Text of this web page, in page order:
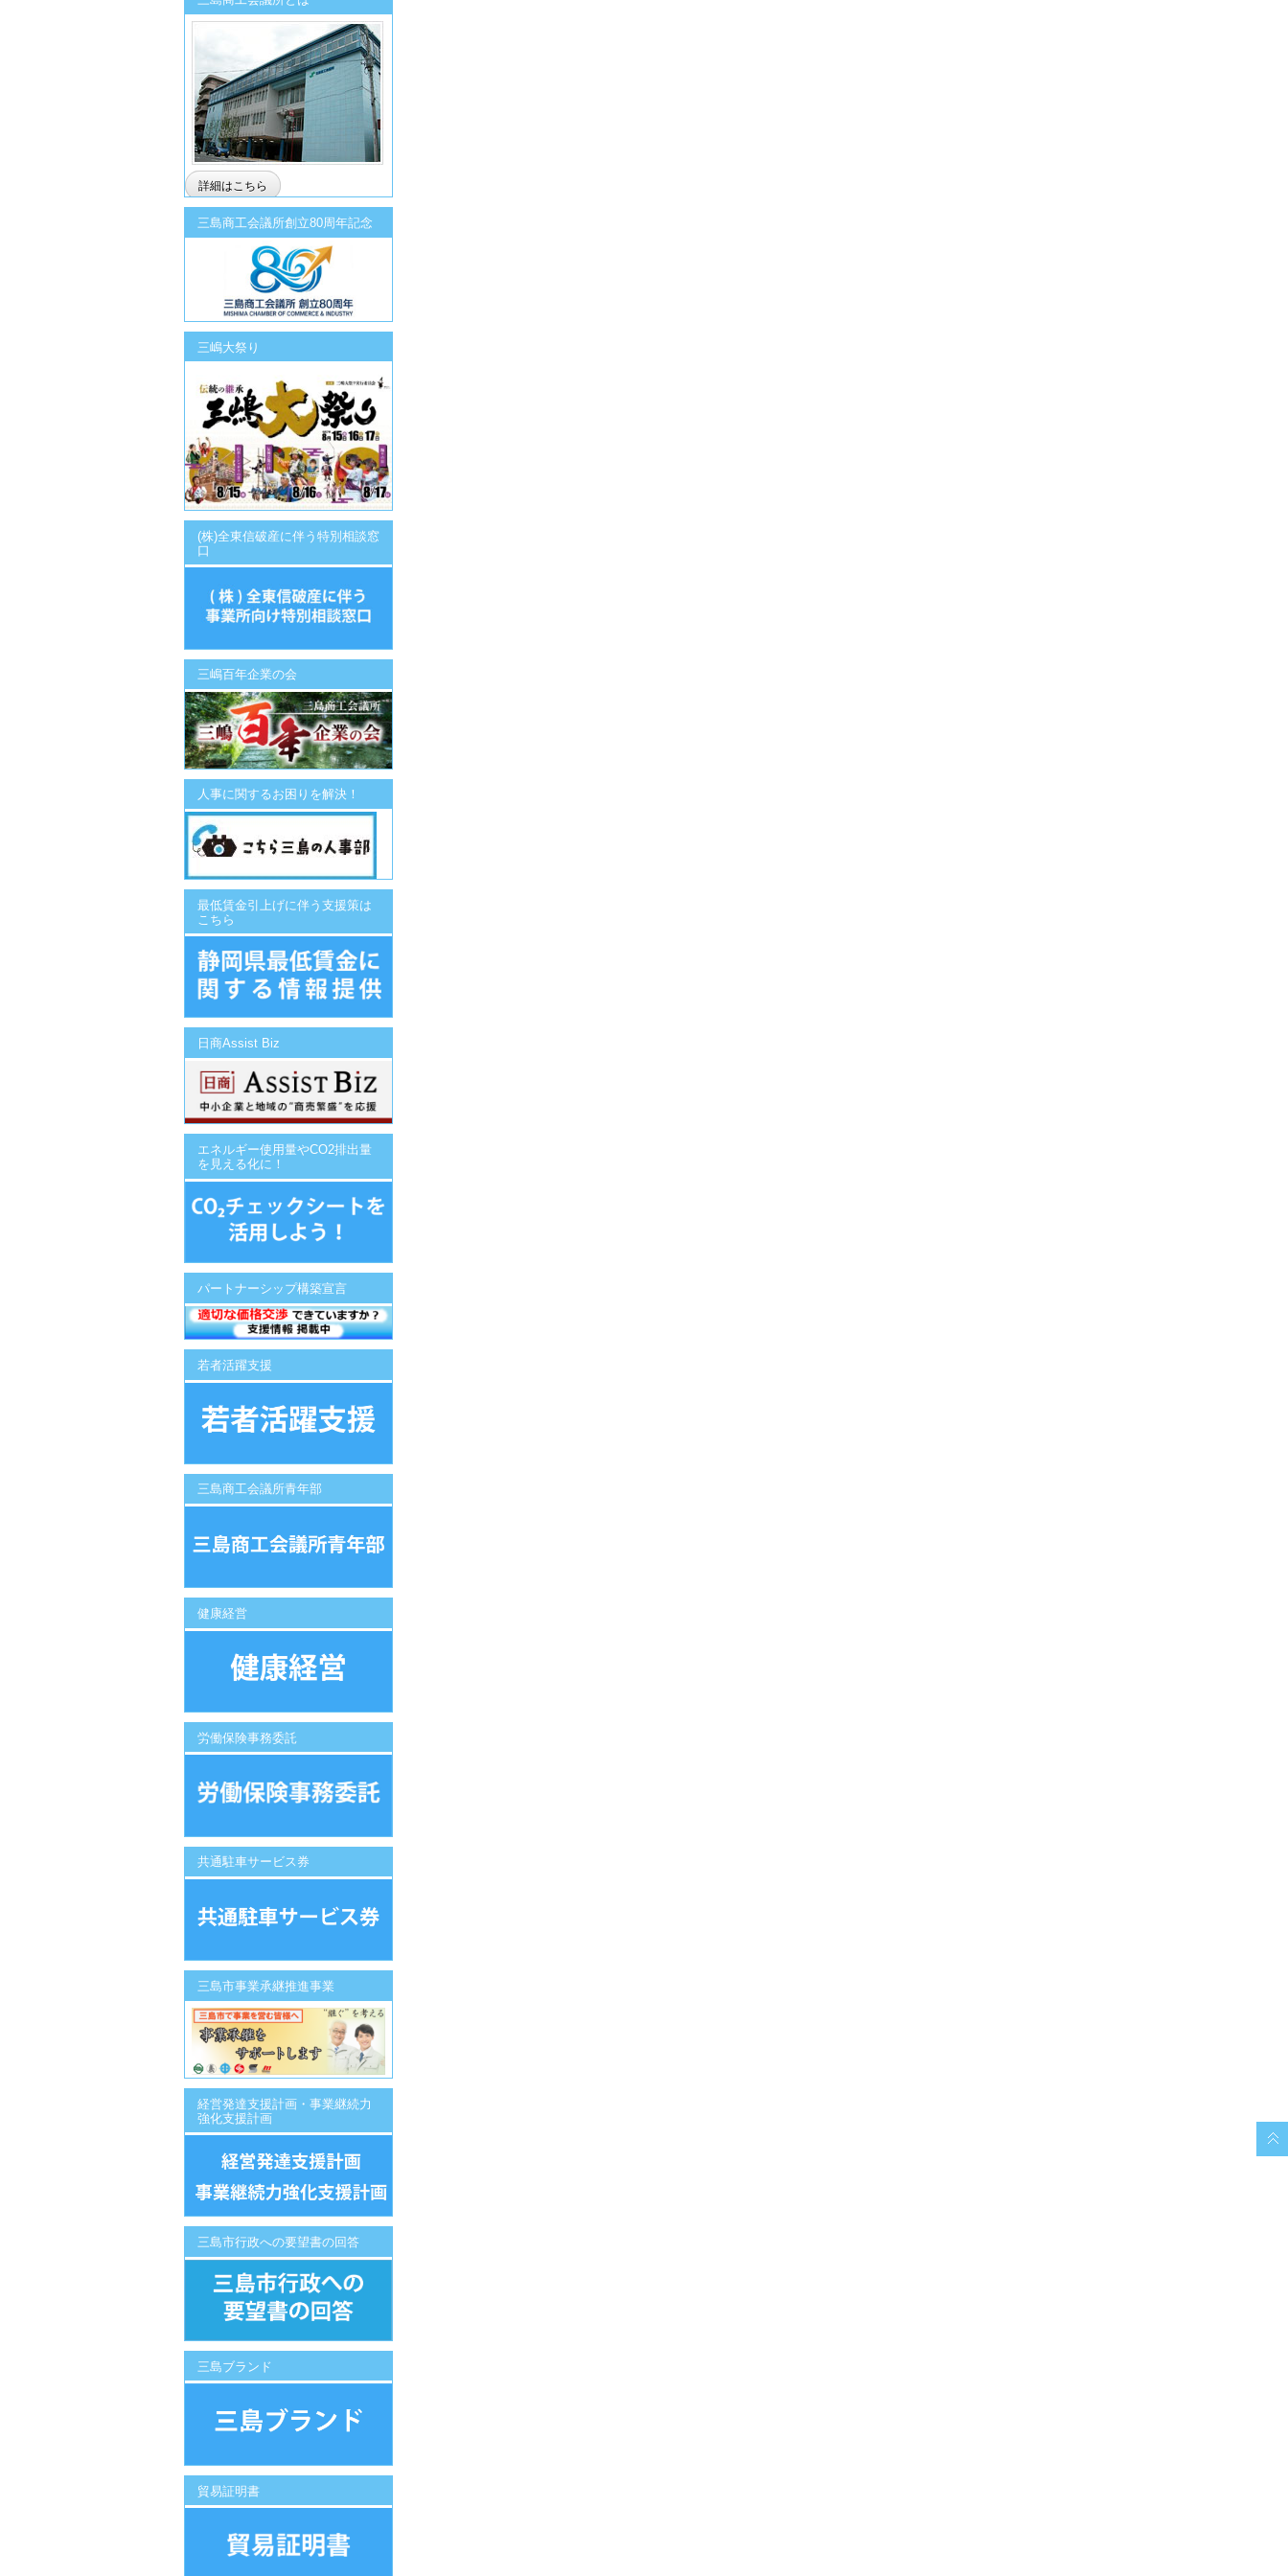
詳細はこちら
三島商工会議所創立80周年記念
三嶋大祭り
(株)全東信破産に伴う特別相談窓
口
三嶋百年企業の会
人事に関するお困りを解決！
最低賃金引上げに伴う支援策は
こちら
日商Assist Biz
エネルギー使用量やCO2排出量
を見える化に！
パートナーシップ構築宣言
若者活躍支援
三島商工会議所青年部
健康経営
労働保険事務委託
共通駐車サービス券
三島市事業承継推進事業
経営発達支援計画・事業継続力
強化支援計画
三島市行政への要望書の回答
三島ブランド
貿易証明書